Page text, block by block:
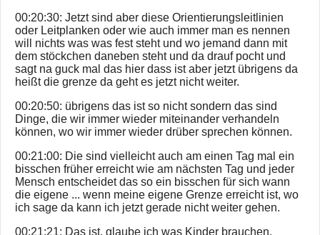
00:20:30: Jetzt sind aber diese Orientierungsleitlinien
oder Leitplanken oder wie auch immer man es nennen
will nichts was was fest steht und wo jemand dann mit
dem stöckchen daneben steht und da drauf pocht und
sagt na guck mal das hier dass ist aber jetzt übrigens da
heißt die grenze da geht es jetzt nicht weiter.
00:20:50: übrigens das ist so nicht sondern das sind
Dinge, die wir immer wieder miteinander verhandeln
können, wo wir immer wieder drüber sprechen können.
00:21:00: Die sind vielleicht auch am einen Tag mal ein
bisschen früher erreicht wie am nächsten Tag und jeder
Mensch entscheidet das so ein bisschen für sich wann
die eigene ... wenn meine eigene Grenze erreicht ist, wo
ich sage da kann ich jetzt gerade nicht weiter gehen.
00:21:21: Das ist, glaube ich was Kinder brauchen.